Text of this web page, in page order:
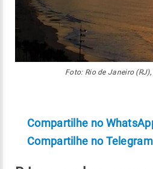
Foto: Rio de Janeiro
Compartilhe no
Compartilhe no Telegram